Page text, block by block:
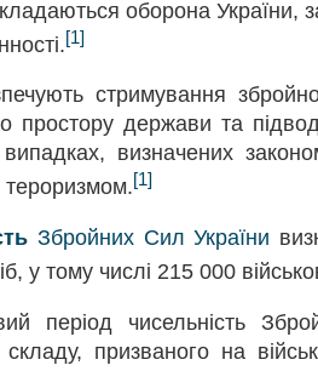
оборона України,
[1]
стримування
простору держави та
визначених
тероризмом.[1]
Збройних Сил України
у тому числі 215 000
період чисельність
складу, призваного на